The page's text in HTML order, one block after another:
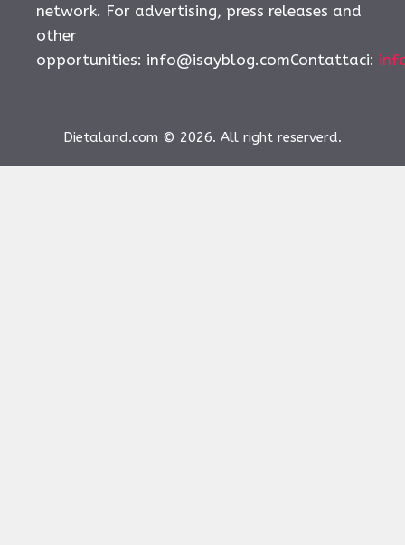
network. For advertising, press releases and
other
opportunities: info@isayblog.comContattaci:
Dietaland.com © 2026. All right reserverd.